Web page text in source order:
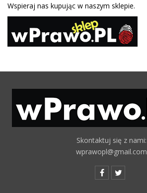
Wspieraj nas kupując w naszym sklepie.
Skontaktuj się z nami:
wprawopl@gmail.com